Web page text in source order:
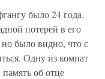
было 24 года.
потерей в его
было видно, что с
Одну из комнат
об отце